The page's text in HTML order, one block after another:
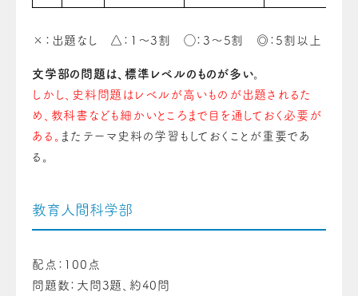
×：出題なし △：1〜3割 ◯：3〜5割 ◎：5割以上
文学部の問題は、標準レベルのものが多い。
しかし、史料問題はレベルが高いものが出題されるた
め、教科書なども細かいところまで目を通しておく必要が
ある。 またテーマ史料の学習もしておくことが重要であ
る。
教育人間科学部
配点：100点
問題数：大問3題、約40問